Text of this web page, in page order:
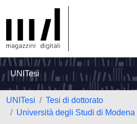
UNITesi
UNITesi
Tesi di dottorato
Università degli Studi di